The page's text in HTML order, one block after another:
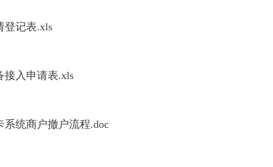
登记表.xls
接入申请表.xls
系统商户撤户流程.doc